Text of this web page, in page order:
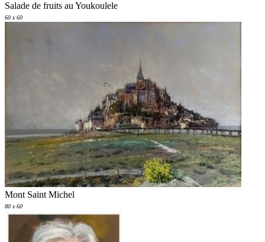
Salade de fruits au Youkoulele
60 x 60
Mont Saint Michel
80 x 60